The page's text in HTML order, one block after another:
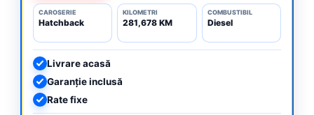
CAROSERIE
Hatchback
KILOMETRI
281,678 KM
COMBUSTIBIL
Diesel
Livrare acasă
Garanție inclusă
Rate fixe